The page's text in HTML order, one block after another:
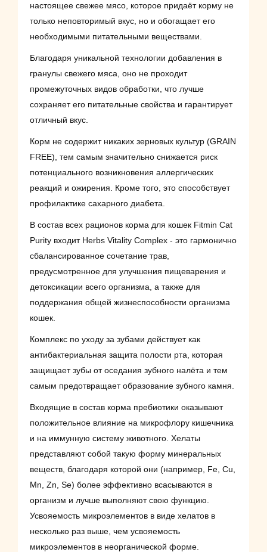
настоящее свежее мясо, которое придаёт корму не
только неповторимый вкус, но и обогащает его
необходимыми питательными веществами.
Благодаря уникальной технологии добавления в
гранулы свежего мяса, оно не проходит
промежуточных видов обработки, что лучше
сохраняет его питательные свойства и гарантирует
отличный вкус.
Корм не содержит никаких зерновых культур (GRAIN
FREE), тем самым значительно снижается риск
потенциального возникновения аллергических
реакций и ожирения. Кроме того, это способствует
профилактике сахарного диабета.
В состав всех рационов корма для кошек Fitmin Cat
Purity входит Herbs Vitality Complex - это гармонично
сбалансированное сочетание трав,
предусмотренное для улучшения пищеварения и
детоксикации всего организма, а также для
поддержания общей жизнеспособности организма
кошек.
Комплекс по уходу за зубами действует как
антибактериальная защита полости рта, которая
защищает зубы от оседания зубного налёта и тем
самым предотвращает образование зубного камня.
Входящие в состав корма пребиотики оказывают
положительное влияние на микрофлору кишечника
и на иммунную систему животного. Хелаты
представляют собой такую форму минеральных
веществ, благодаря которой они (например, Fe, Cu,
Mn, Zn, Se) более эффективно всасываются в
организм и лучше выполняют свою функцию.
Усвояемость микроэлементов в виде хелатов в
несколько раз выше, чем усвояемость
микроэлементов в неорганической форме.